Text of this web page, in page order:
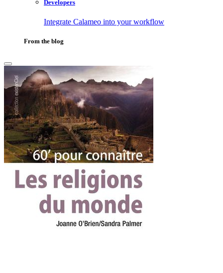
Developers
Integrate Calameo into your workflow
From the blog